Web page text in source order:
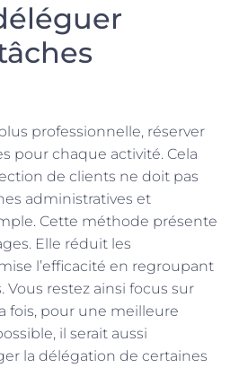
professionnelle, réserver
pour chaque activité. Cela
de clients ne doit pas
administratives et
Cette méthode présente
Elle réduit les
l’efficacité en regroupant
Vous restez ainsi focus sur
fois, pour une meilleure
il serait aussi
la délégation de certaines